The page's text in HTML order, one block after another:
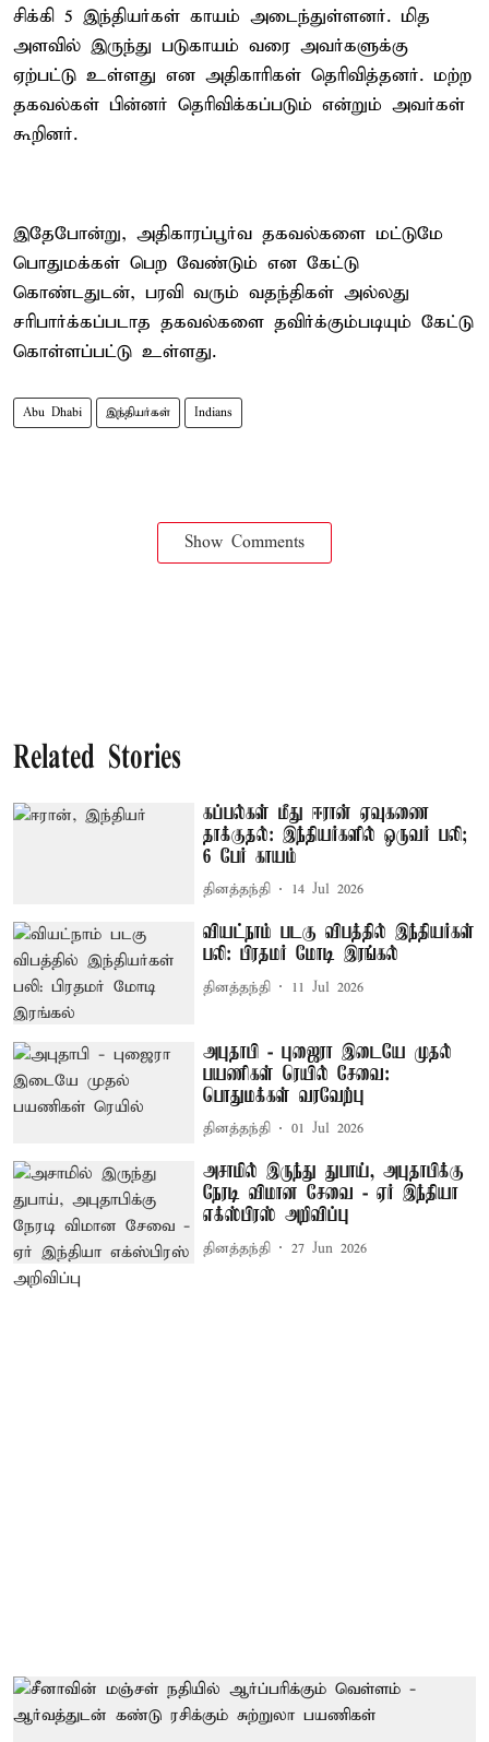
சிக்கி 5 இந்தியர்கள் காயம் அடைந்துள்ளனர். மித
அளவில் இருந்து படுகாயம் வரை அவர்களுக்கு
ஏற்பட்டு உள்ளது என அதிகாரிகள் தெரிவித்தனர். மற்ற
தகவல்கள் பின்னர் தெரிவிக்கப்படும் என்றும் அவர்கள்
கூறினர்.
இதேபோன்று, அதிகாரப்பூர்வ தகவல்களை மட்டுமே
பொதுமக்கள் பெற வேண்டும் என கேட்டு
கொண்டதுடன், பரவி வரும் வதந்திகள் அல்லது
சரிபார்க்கப்படாத தகவல்களை தவிர்க்கும்படியும் கேட்டு
கொள்ளப்பட்டு உள்ளது.
Abu Dhabi இந்தியர்கள் Indians
Show Comments
Related Stories
கப்பல்கள் மீது ஈரான் ஏவுகணை
தாக்குதல்: இந்தியர்களில் ஒருவர் பலி;
6 பேர் காயம்
தினத்தந்தி 14 Jul 2026
வியட்நாம் படகு விபத்தில் இந்தியர்கள்
பலி: பிரதமர் மோடி இரங்கல்
தினத்தந்தி 11 Jul 2026
அபுதாபி - புஜைரா இடையே முதல்
பயணிகள் ரெயில் சேவை:
பொதுமக்கள் வரவேற்பு
தினத்தந்தி 01 Jul 2026
அசாமில் இருந்து துபாய், அபுதாபிக்கு
நேரடி விமான சேவை - ஏர் இந்தியா
எக்ஸ்பிரஸ் அறிவிப்பு
தினத்தந்தி 27 Jun 2026